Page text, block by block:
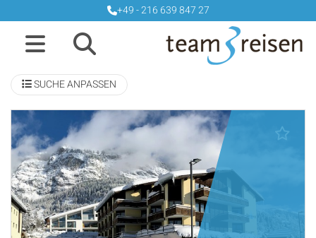
+49 - 216 639 847 27
SUCHE ANPASSEN